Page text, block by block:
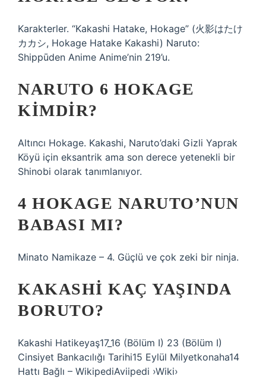
Karakterler. “Kakashi Hatake, Hokage” (火影はたけ
カカシ, Hokage Hatake Kakashi) Naruto:
Shippūden Anime Anime’nin 219’u.
NARUTO 6 HOKAGE
KIMDIR?
Altıncı Hokage. Kakashi, Naruto’daki Gizli Yaprak
Köyü için eksantrik ama son derece yetenekli bir
Shinobi olarak tanımlanıyor.
4 HOKAGE NARUTO’NUN
BABASI MI?
Minato Namikaze – 4. Güçlü ve çok zeki bir ninja.
KAKASHI KAÇ YAŞINDA
BORUTO?
Kakashi Hatikeyaş17_16 (Bölüm I) 23 (Bölüm I)
Cinsiyet Bankacılığı Tarihi15 Eylül Milyetkonaha14
Hattı Bağlı – WikipediAviipedi ›Wiki›